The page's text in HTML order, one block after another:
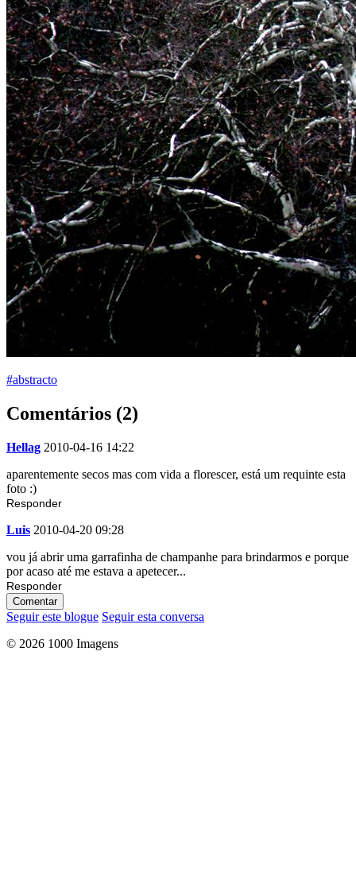
#abstracto
Comentários (2)
Hellag 2010-04-16 14:22
aparentemente secos mas com vida a florescer, está um requinte esta
foto :)
Responder
Luis 2010-04-20 09:28
vou já abrir uma garrafinha de champanhe para brindarmos e porque
por acaso até me estava a apetecer...
Responder
Comentar
Seguir este blogue Seguir esta conversa
© 2026 1000 Imagens